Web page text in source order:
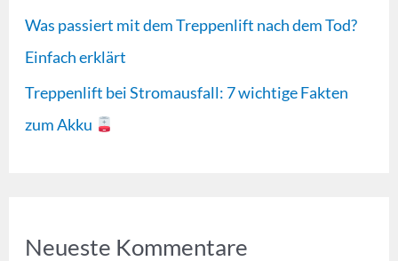
Was passiert mit dem Treppenlift nach dem Tod?
Einfach erklärt
Treppenlift bei Stromausfall: 7 wichtige Fakten
zum Akku
Neueste Kommentare